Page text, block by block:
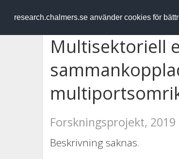
research.chalmers.se använder cookies för
RESEARCH.chalmers.se
Multisektoriell
Forskningsprojekt, 2019
Beskrivning saknas.